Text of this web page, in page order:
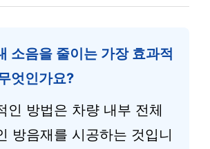
소음을 줄이는 가장 효과적
엇인가요?
인 방법은 차량 내부 전체
방음재를 시공하는 것입니